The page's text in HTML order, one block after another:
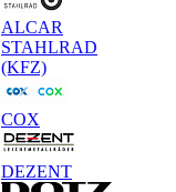
ALCAR
STAHLRAD
(KFZ)
COX
DEZENT